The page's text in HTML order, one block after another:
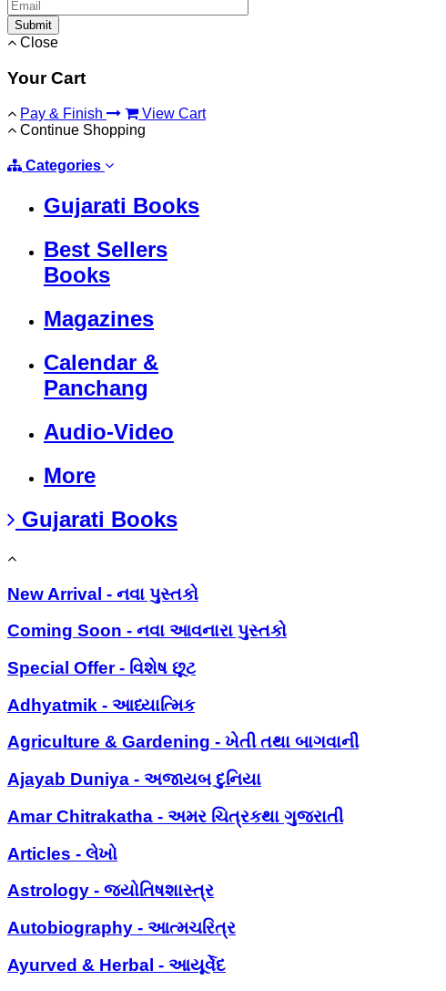
Submit
Close
Your Cart
Pay & Finish
View Cart
Continue Shopping
Categories
Gujarati Books
Best Sellers
Books
Magazines
Calendar &
Panchang
Audio-Video
More
Gujarati Books
New Arrival - નવા પુસ્તકો
Coming Soon - નવા આવનારા પુસ્તકો
Special Offer - વિશેષ છૂટ
Adhyatmik - આધ્યાત્મિક
Agriculture & Gardening - ખેતી તથા બાગવાની
Ajayab Duniya - અજાયબ દુનિયા
Amar Chitrakatha - અમર ચિત્રકથા ગુજરાતી
Articles - લેખો
Astrology - જ્યોતિષશાસ્ત્ર
Autobiography - આત્મચરિત્ર
Ayurved & Herbal - આયૂર્વેદ